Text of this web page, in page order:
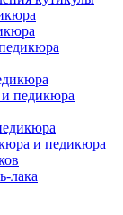
педикюра
и педикюра
лака